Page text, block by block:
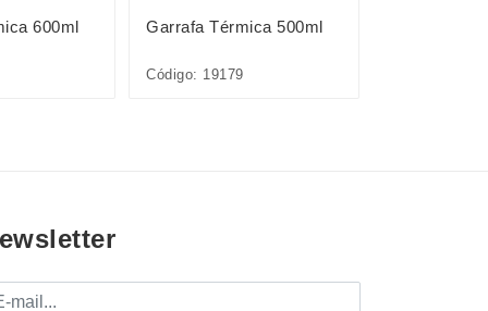
600ml Garrafa Térmica 500ml
Código: 19179